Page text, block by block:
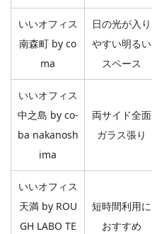
いいオフィス
南森町 by co
ma
日の光が入り
やすい明るい
スペース
いいオフィス
中之島 by co-
ba nakanosh
ima
両サイド全面
ガラス張り
いいオフィス
天満 by ROU
GH LABO TE
短時間利用に
おすすめ